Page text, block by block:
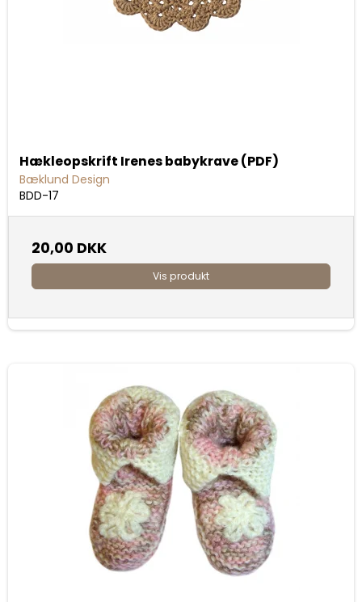
Hækleopskrift Irenes babykrave (PDF)
Bæklund Design
BDD-17
20,00 DKK
Vis produkt